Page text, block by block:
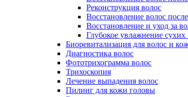
Реконструкция волос
Восстановление волос
Восстановление и уход за
Глубокое увлажнение сухих
Биоревитализация для волос и
Диагностика волос
Фототрихограмма волос
Трихоскопия
Лечение выпадения волос
Пилинг для кожи головы